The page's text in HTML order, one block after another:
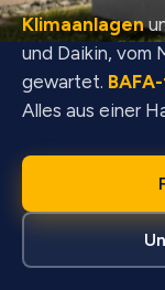
Klimaanlagen
und Daikin, vom
gewartet.
Alles aus einer